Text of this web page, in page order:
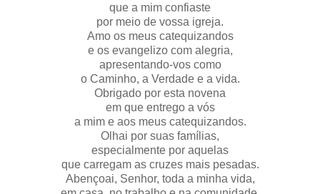
que a mim confiaste
por meio de vossa igreja.
Amo os meus catequizandos
e os evangelizo com alegria,
apresentando-vos como
o Caminho, a Verdade e a vida.
Obrigado por esta novena
em que entrego a vós
a mim e aos meus catequizandos.
Olhai por suas famílias,
especialmente por aquelas
que carregam as cruzes mais pesadas.
Abençoai, Senhor, toda a minha vida,